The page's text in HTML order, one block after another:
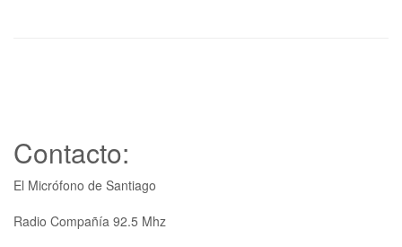
Contacto:
El Micrófono de Santiago
Radio Compañía 92.5 Mhz